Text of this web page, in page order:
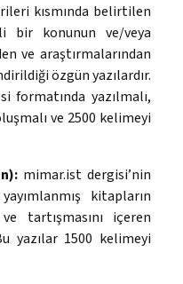
kısmında belirtilen
bir konunun ve/veya
ve araştırmalarından
özgün yazılardır.
formatında yazılmalı,
ve 2500 kelimeyi
mimar.ist dergisi’nin
kitapların
tartışmasını içeren
yazılar 1500 kelimeyi